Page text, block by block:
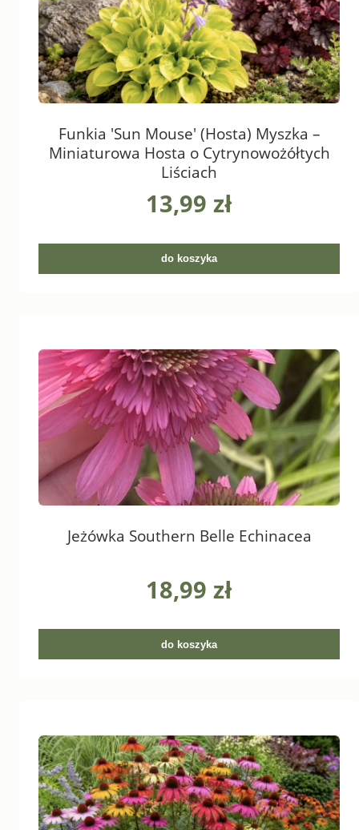
Funkia 'Sun Mouse' (Hosta) Myszka –
Miniaturowa Hosta o Cytrynowożółtych
Liściach
13,99 zł
do koszyka
Jeżówka Southern Belle Echinacea
18,99 zł
do koszyka